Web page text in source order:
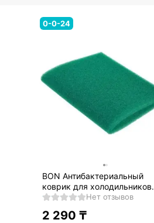
0-0-24
BON Антибактериальный
коврик для холодильников
BN-612
Нет отзывов
2 290 ₸